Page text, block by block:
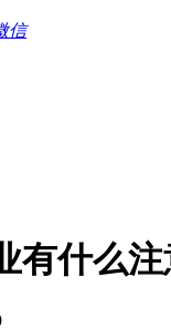
信
有什么注